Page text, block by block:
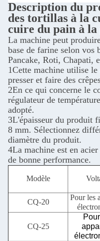
Description du
des tortillas à la
cuire du pain à la
La machine peut
base de farine selon vos
Pancake, Roti, Chapati,
1Cette machine utilise
presser et faire des
2En ce qui concerne le
régulateur de
adopté.
3L'épaisseur du produit
8 mm. Sélectionnez
diamètre du produit.
4La machine est en
de bonne performance.
Modèle
CQ-20
Pour les
CQ-25